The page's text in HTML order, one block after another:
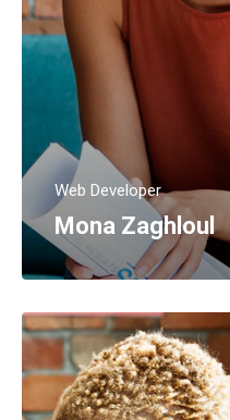
Web Developer
Mona Zaghloul